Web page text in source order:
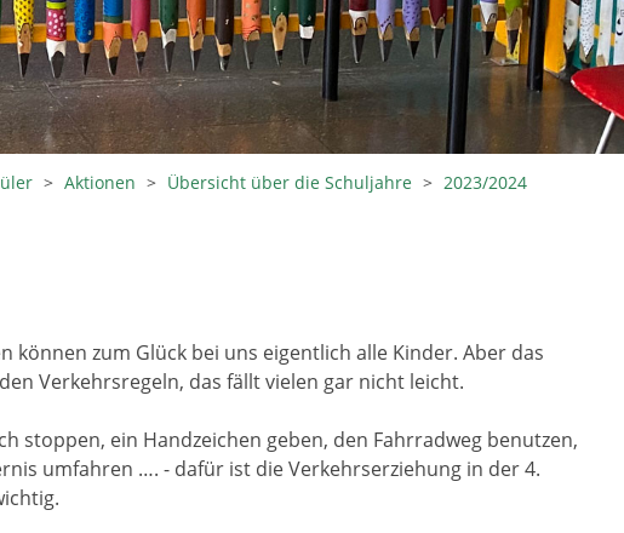
> Aktionen > Übersicht über die Schuljahre > 2023/2024
können zum Glück bei uns eigentlich alle Kinder. Aber das
Verkehrsregeln, das fällt vielen gar nicht leicht.
stoppen, ein Handzeichen geben, den Fahrradweg benutzen,
umfahren …. - dafür ist die Verkehrserziehung in der 4.